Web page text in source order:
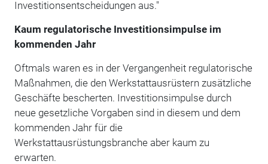
Investitionsentscheidungen aus."
Kaum regulatorische Investitionsimpulse im
kommenden Jahr
Oftmals waren es in der Vergangenheit regulatorische
Maßnahmen, die den Werkstattausrüstern zusätzliche
Geschäfte bescherten. Investitionsimpulse durch
neue gesetzliche Vorgaben sind in diesem und dem
kommenden Jahr für die
Werkstattausrüstungsbranche aber kaum zu
erwarten.